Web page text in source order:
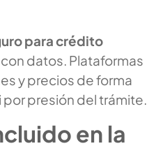
para crédito
datos. Plataformas
y precios de forma
presión del trámite.
en la